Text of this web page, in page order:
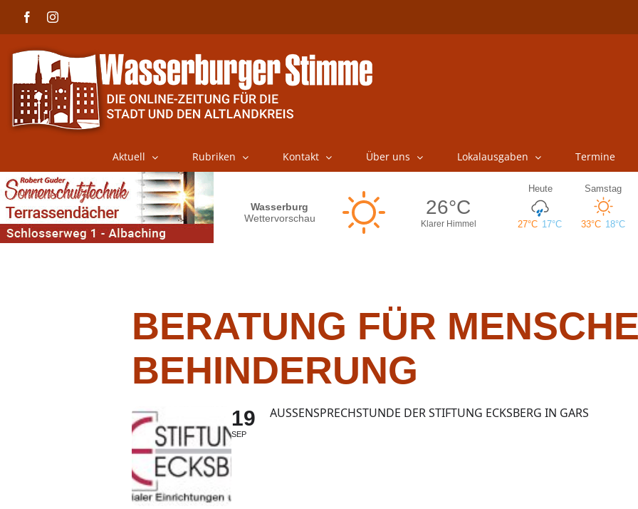
FacebookInstagram
Aktuell Rubriken Kontakt Über uns Lokalausgaben Termine
BERATUNG FÜR
BEHINDERUNG
19
SEP
AUSSENSPRECHSTUNDE DER STIFTUNG ECKSBERG IN GARS